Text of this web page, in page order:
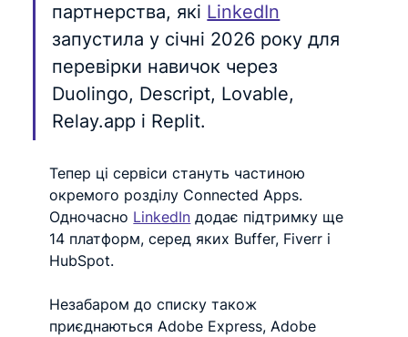
партнерства, які LinkedIn
запустила у січні 2026 року для
перевірки навичок через
Duolingo, Descript, Lovable,
Relay.app і Replit.
Тепер ці сервіси стануть частиною
окремого розділу Connected Apps.
Одночасно LinkedIn додає підтримку ще
14 платформ, серед яких Buffer, Fiverr і
HubSpot.
Незабаром до списку також
приєднаються Adobe Express, Adobe